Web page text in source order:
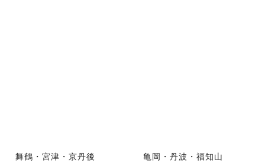
舞鶴・宮津・京丹後 亀岡・丹波・福知山